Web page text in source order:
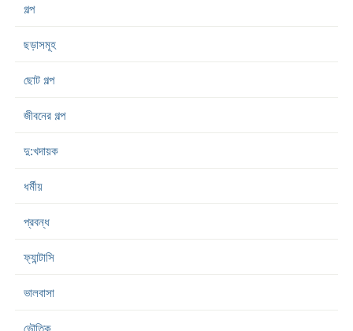
গল্প
ছড়াসমূহ
ছোট গল্প
জীবনের গল্প
দু:খদায়ক
ধর্মীয়
প্রবন্ধ
ফ্যান্টাসি
ভালবাসা
ভৌতিক